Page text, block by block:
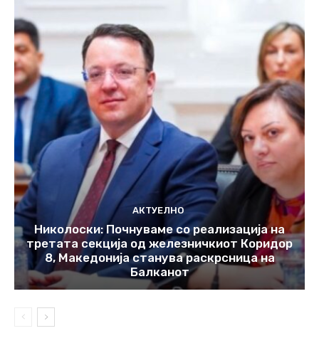
АКТУЕЛНО
Николоски: Почнуваме со реализација на
третата секција од железничкиот Коридор
8, Македонија станува раскрсница на
Балканот